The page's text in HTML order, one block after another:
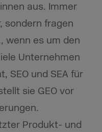
aus. Immer
sondern fragen
wenn es um den
Unternehmen
SEO und SEA für
sie GEO vor
Produkt- und